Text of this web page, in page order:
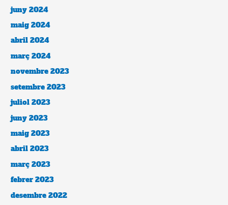
juny 2024
maig 2024
abril 2024
març 2024
novembre 2023
setembre 2023
juliol 2023
juny 2023
maig 2023
abril 2023
març 2023
febrer 2023
desembre 2022